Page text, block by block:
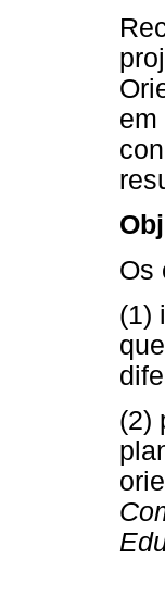
em
Os
(1)
(2)